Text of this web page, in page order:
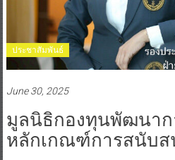
ประชาสัมพันธ์
June 30, 2025
มูลนิธิกองทุนพัฒนาก
หลักเกณฑ์การสนับส